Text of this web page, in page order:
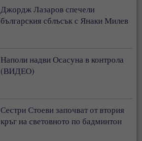
Джордж Лазаров спечели
българския сблъсък с Янаки Милев
Наполи надви Осасуна в контрола
(ВИДЕО)
Сестри Стоеви започват от втория
кръг на световното по бадминтон